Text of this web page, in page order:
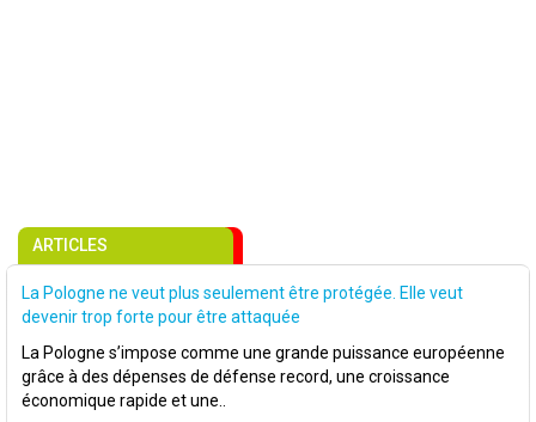
ARTICLES
La Pologne ne veut plus seulement être protégée. Elle veut
devenir trop forte pour être attaquée
La Pologne s’impose comme une grande puissance européenne
grâce à des dépenses de défense record, une croissance
économique rapide et une..